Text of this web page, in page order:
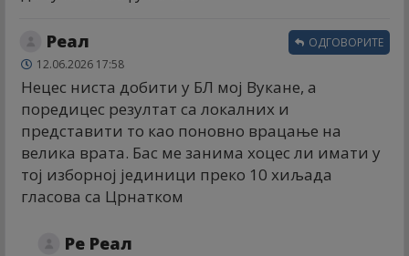
Реал
12.06.2026 17:58
Нецес ниста добити у БЛ мој Вукане, а
поредицес резултат са локалних и
представити то као поновно врацање на
велика врата. Бас ме занима хоцес ли имати у
тој изборној јединици преко 10 хиљада
гласова са Црнатком
ОДГОВОРИТЕ
Ре Реал